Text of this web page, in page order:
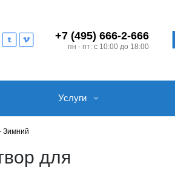
+7 (495) 666-2-666
пн - пт: с 10:00 до 18:00
Услуги
Зимний
для